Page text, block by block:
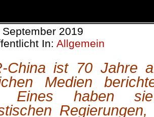
September 2019
In: Allgemein
China ist 70 Jahre
Medien
Eines haben